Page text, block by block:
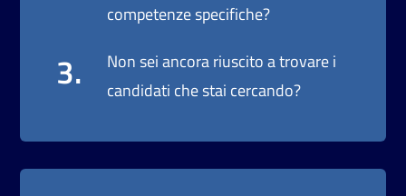
competenze specifiche?
3.
Non sei ancora riuscito a trovare i
candidati che stai cercando?